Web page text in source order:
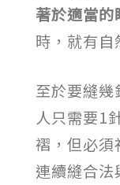
著於適當的
時，就有自
至於要縫
人只需要1
褶，但必須
連續縫合